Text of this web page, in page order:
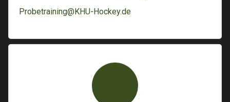
Probetraining@KHU-Hockey.de